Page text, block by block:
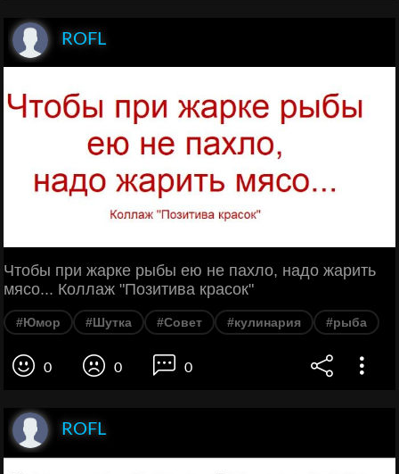
ROFL
Чтобы при жарке рыбы ею не пахло, надо жарить
мясо... Коллаж "Позитива красок"
#Юмор #Шутка #Совет #кулинария #рыба
0 0 0
ROFL